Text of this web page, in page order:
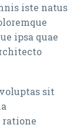
iste natus
ipsa quae
sit
ratione